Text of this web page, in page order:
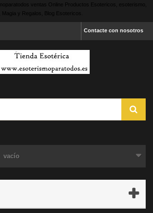
ventas Online Productos Esotericos, esoterismo,
y Regalos, Blog Esotericos.
Contacte con nosotros
vacío